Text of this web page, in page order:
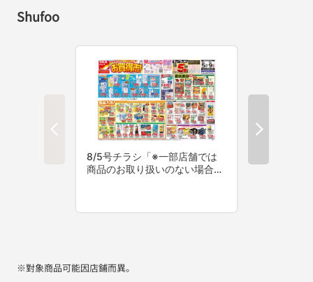
Shufoo
※對象商品可能因店鋪而異。